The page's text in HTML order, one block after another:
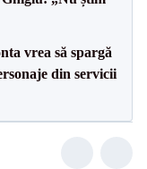
vrea să spargă
din servicii